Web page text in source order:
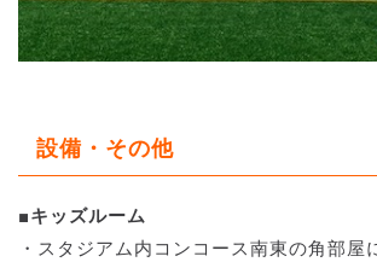
設備・その他
■キッズルーム
・スタジアム内コンコース南東の角部屋